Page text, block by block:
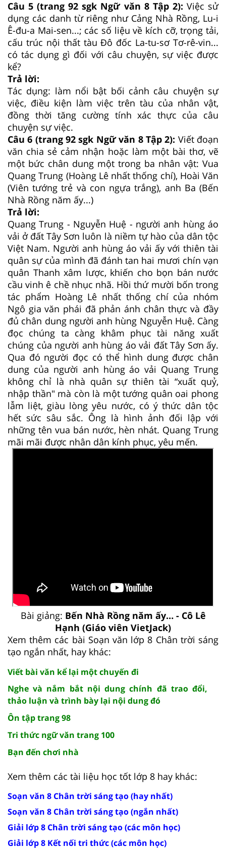
Câu 5 (trang 92 sgk Ngữ văn 8 Tập 2): Việc sử
dụng các danh từ riêng như Cảng Nhà Rồng, Lu-i
Ê-đu-a Mai-sen...; các số liệu về kích cỡ, trọng tải,
cấu trúc nội thất tàu Đô đốc La-tu-sơ Tơ-rê-vin...
có tác dụng gì đối với câu chuyện, sự việc được
kể?
Trả lời:
Tác dụng: làm nổi bật bối cảnh câu chuyện sự
việc, điều kiện làm việc trên tàu của nhân vật,
đồng thời tăng cường tính xác thực của câu
chuyện sự việc.
Câu 6 (trang 92 sgk Ngữ văn 8 Tập 2): Viết đoạn
văn chia sẻ cảm nhận hoặc làm một bài thơ, vẽ
một bức chân dung một trong ba nhân vật: Vua
Quang Trung (Hoàng Lê nhất thống chí), Hoài Văn
(Viên tướng trẻ và con ngựa trắng), anh Ba (Bến
Nhà Rồng năm ấy...)
Trả lời:
Quang Trung - Nguyễn Huệ - người anh hùng áo
vải ở đất Tây Sơn luôn là niềm tự hào của dân tộc
Việt Nam. Người anh hùng áo vải ấy với thiên tài
quân sự của mình đã đánh tan hai mươi chín vạn
quân Thanh xâm lược, khiến cho bọn bán nước
cầu vinh ê chề nhục nhã. Hồi thứ mười bốn trong
tác phẩm Hoàng Lê nhất thống chí của nhóm
Ngô gia văn phái đã phản ánh chân thực và đầy
đủ chân dung người anh hùng Nguyễn Huệ. Càng
đọc chúng ta càng khâm phục tài năng xuất
chúng của người anh hùng áo vải đất Tây Sơn ấy.
Qua đó người đọc có thể hình dung được chân
dung của người anh hùng áo vải Quang Trung
không chỉ là nhà quân sự thiên tài “xuất quỷ,
nhập thần" mà còn là một tướng quân oai phong
lẫm liệt, giàu lòng yêu nước, có ý thức dân tộc
hết sức sâu sắc. Ông là hình ảnh đối lập với
những tên vua bán nước, hèn nhát. Quang Trung
mãi mãi được nhân dân kính phục, yêu mến.
Bài giảng: Bến Nhà Rồng năm ấy… - Cô Lê
Hạnh (Giáo viên VietJack)
Xem thêm các bài Soạn văn lớp 8 Chân trời sáng
tạo ngắn nhất, hay khác:
Viết bài văn kể lại một chuyến đi
Nghe và nắm bắt nội dung chính đã trao đổi,
thảo luận và trình bày lại nội dung đó
Ôn tập trang 98
Tri thức ngữ văn trang 100
Bạn đến chơi nhà
Xem thêm các tài liệu học tốt lớp 8 hay khác:
Soạn văn 8 Chân trời sáng tạo (hay nhất)
Soạn văn 8 Chân trời sáng tạo (ngắn nhất)
Giải lớp 8 Chân trời sáng tạo (các môn học)
Giải lớp 8 Kết nối tri thức (các môn học)